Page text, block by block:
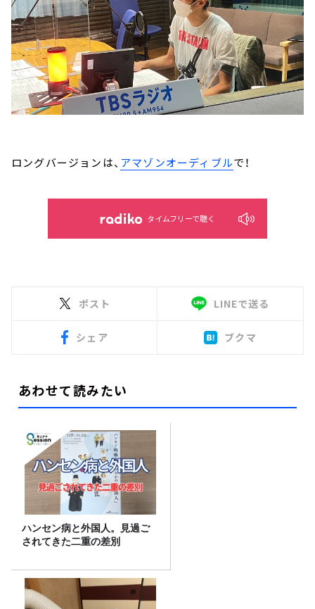
ロングバージョンは、 アマゾンオーディブルで！
タイムフリーで聴く
ポスト LINEで送る
シェア ブクマ
あわせて読みたい
ハンセン病と外国人。見過ご
されてきた二重の差別